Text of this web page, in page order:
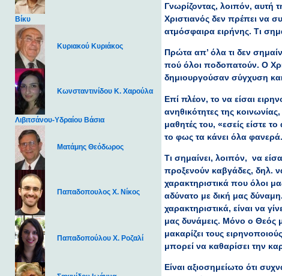
Βίκυ
Κυριακού Κυριάκος
Κωνσταντινίδου Κ. Χαρούλα
Λιβιτσάνου-Υδραίου Βάσια
Ματάμης Θεόδωρος
Παπαδοπουλος Χ. Νίκος
Παπαδοπούλου Χ. Ροζαλί
Γνωρίζοντας, λοιπόν, αυτή
Χριστιανός δεν πρέπει να
ατμόσφαιρα ειρήνης. Τι
Πρώτα απ’ όλα τι δεν
πού όλοι ποδοπατούν. Ο
δημιουργούσαν σύγχυση
Επί πλέον, το να είσαι
ανηθικότητες της
μαθητές του, «εσείς είστε
το φως τα κάνει όλα
Τι σημαίνει, λοιπόν, να
προξενούν καβγάδες, δηλ.
χαρακτηριστικά που όλοι
αδύνατο με δική μας
χαρακτηριστικά, είναι να
μας δυνάμεις. Μόνο ο Θεός
μακαρίζει τους
μπορεί να καθαρίσει την
Είναι αξιοσημείωτο ότι